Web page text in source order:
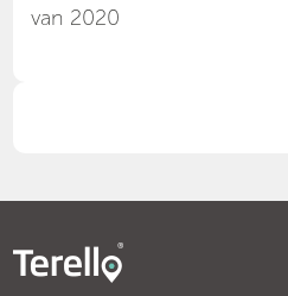
van 2020